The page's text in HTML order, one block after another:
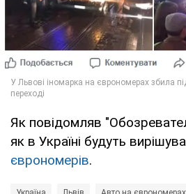
Як повідомляв
як в Україні будуть
єврономерів.